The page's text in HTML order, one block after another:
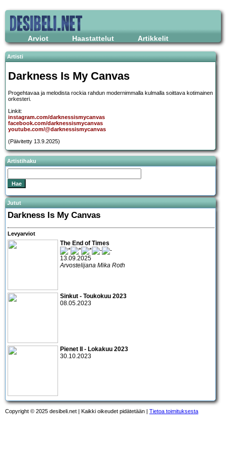
Arviot Haastattelut Artikkelit
Artisti
Darkness Is My Canvas
Progehtavaa ja melodista rockia rahdun modernimmalla kulmalla soittava kotimainen
orkesteri.
Linkit:
instagram.com/darknessismycanvas
facebook.com/darknessismycanvas
youtube.com/@darknessismycanvas
(Päivitetty 13.9.2025)
Artistihaku
Jutut
Darkness Is My Canvas
Levyarviot
The End of Times
13.09.2025
Arvostelijana Mika Roth
Sinkut - Toukokuu 2023
08.05.2023
Pienet II - Lokakuu 2023
30.10.2023
Copyright © 2025 desibeli.net | Kaikki oikeudet pidätetään | Tietoa toimituksesta